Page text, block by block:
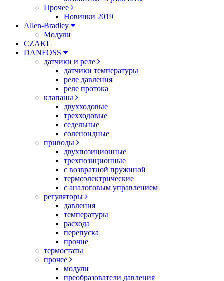
Прочее
Новинки 2019
Allen-Bradley
Модули
CZAKI
DANFOSS
датчики и реле
датчики температуры
реле давления
реле протока
клапаны
двухходовые
трехходовые
седельные
соленоидные
приводы
двухпозиционные
трехпозиционные
с возвратной пружиной
термоэлектрические
с аналоговым управлением
регуляторы
давления
температуры
расхода
перепуска
прочие
термостаты
прочее
модули
преобразователи давления